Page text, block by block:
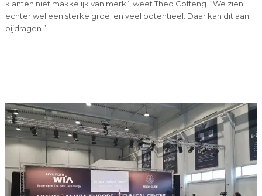
klanten niet makkelijk van merk”, weet Theo Coffeng. “We zien
echter wel een sterke groei en veel potentieel. Daar kan dit aan
bijdragen.”